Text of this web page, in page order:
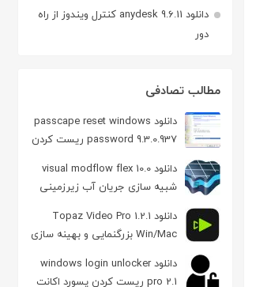
دانلود anydesk 9.6.11 کنترل ویندوز از راه
دور
مطالب تصادفی
دانلود passcape reset windows
password 9.3.0.937 ریست کردن
پسورد ویندوز
دانلود visual modflow flex 10.0
شبیه سازی جریان آب زیرزمینی
دانلود Topaz Video Pro 1.2.1
Win/Mac بزرگنمایی و بهینه سازی
فیلم
دانلود windows login unlocker
pro 2.1 ریست کردن پسورد اکانت